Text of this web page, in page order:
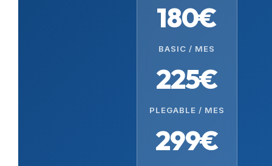
180€
BASIC / MES
225€
PLEGABLE / MES
299€